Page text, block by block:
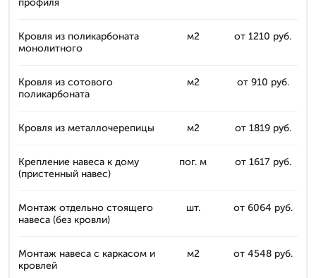
Кровля из поликарбоната
монолитного
м2 от 1210 руб.
Кровля из сотового
поликарбоната
м2 от 910 руб.
Кровля из металлочерепицы м2 от 1819 руб.
Крепление навеса к дому
(пристенный навес)
пог. м от 1617 руб.
Монтаж отдельно стоящего
навеса (без кровли)
шт. от 6064 руб.
Монтаж навеса с каркасом и
кровлей
м2 от 4548 руб.